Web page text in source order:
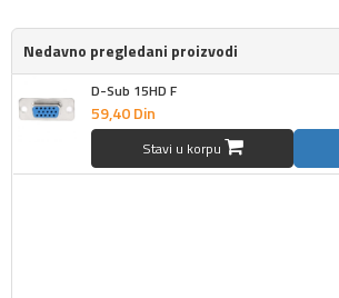
Nedavno pregledani proizvodi
D-Sub 15HD F
59,40Din
Stavi u korpu